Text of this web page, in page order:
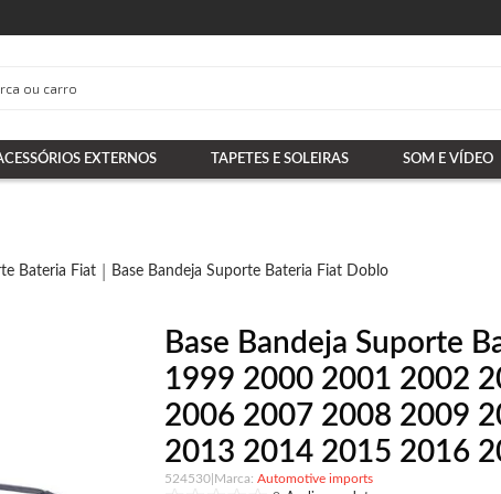
EXTERNOS TAPETES E SOLEIRAS SOM E VÍDEO
Bateria Fiat Base Bandeja Suporte Bateria Fiat Doblo
Base Bandeja Suporte
1999 2000 2001 2002
2006 2007 2008 2009
2013 2014 2015 2016
524530
Automotive imports